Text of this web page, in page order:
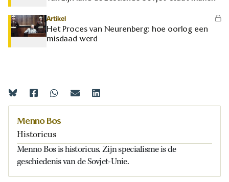
Artikel
Het Proces van Neurenberg: hoe oorlog een
misdaad werd
Menno Bos
Historicus
Menno Bos is historicus. Zijn specialisme is de
geschiedenis van de Sovjet-Unie.